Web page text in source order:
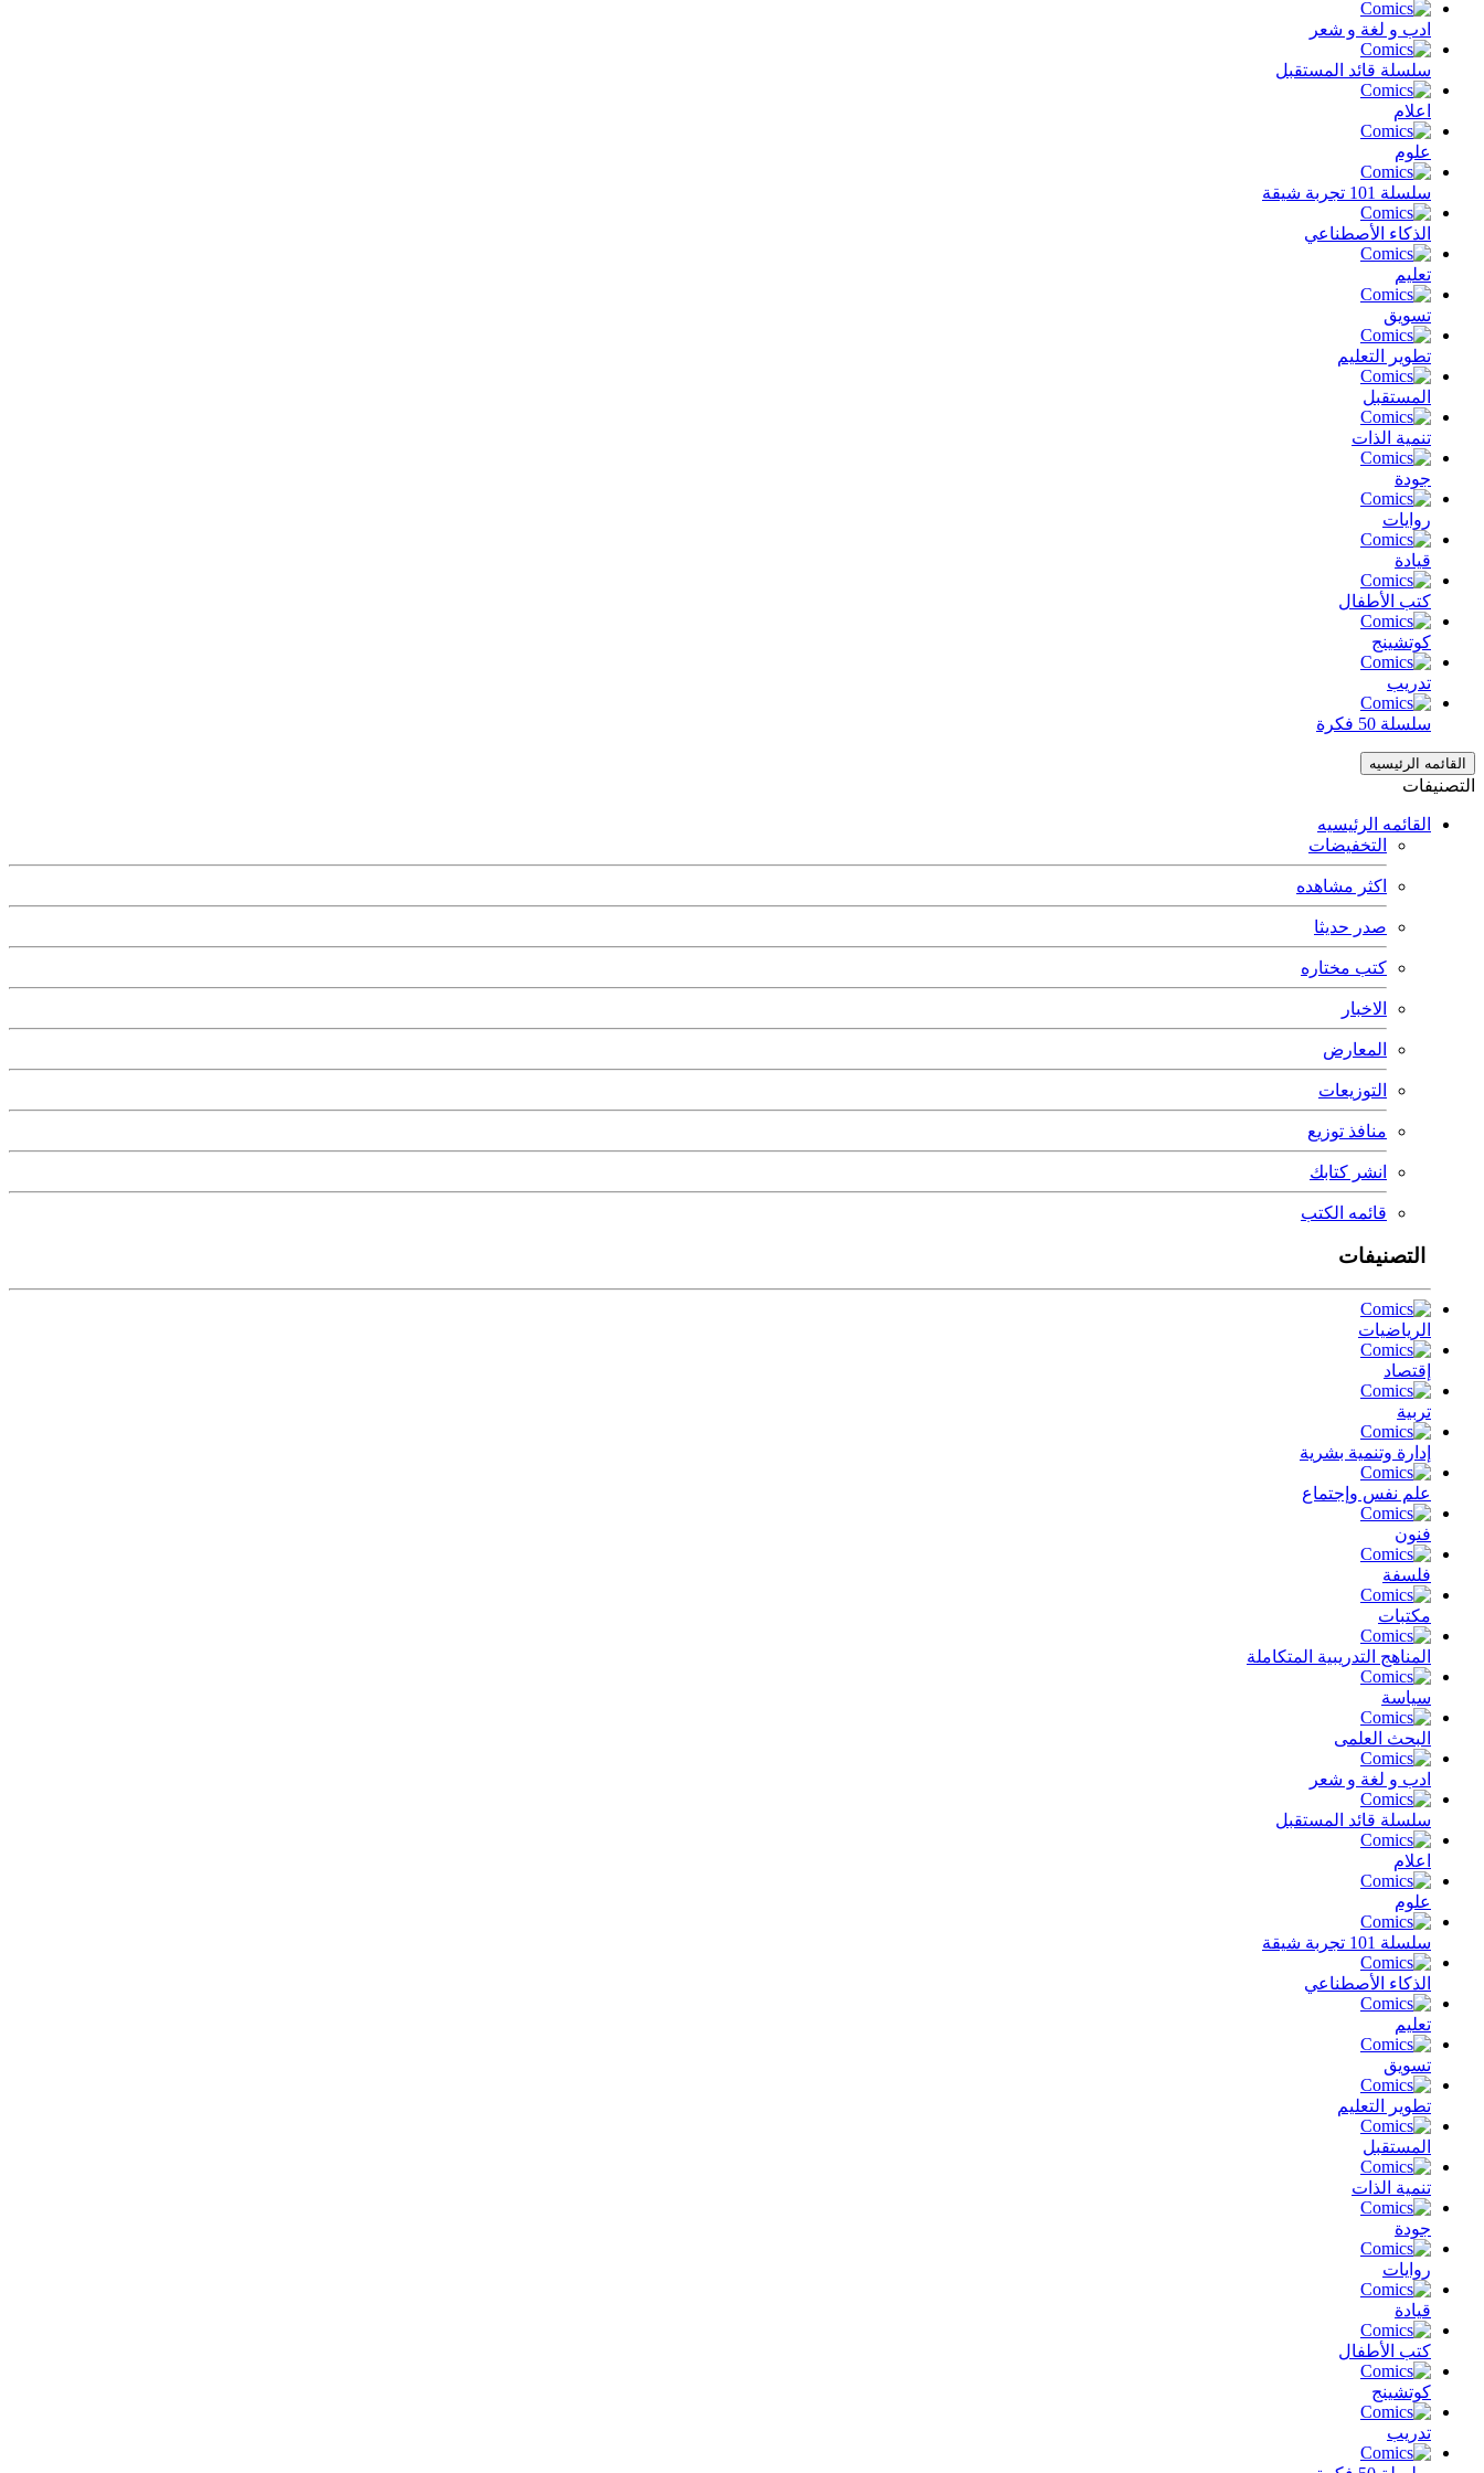
ادب و لغة و شعر
سلسلة قائد المستقبل
اعلام
علوم
سلسلة 101 تجربة شيقة
الذكاء الأصطناعي
تعليم
تسويق
تطوير التعليم
المستقبل
تنمية الذات
جودة
روايات
قيادة
كتب الأطفال
كوتشينج
تدريب
سلسلة 50 فكرة
القائمه الرئيسيه
التصنيفات
القائمه الرئيسيه
التخفيضات
اكثر مشاهده
صدر حديثا
كتب مختاره
الاخبار
المعارض
التوزيعات
منافذ توزيع
انشر كتابك
قائمه الكتب
التصنيفات
الرياضيات
إقتصاد
تربية
إدارة وتنمية بشرية
علم نفس وإجتماع
فنون
فلسفة
مكتبات
المناهج التدريبية المتكاملة
سياسة
البحث العلمى
ادب و لغة و شعر
سلسلة قائد المستقبل
اعلام
علوم
سلسلة 101 تجربة شيقة
الذكاء الأصطناعي
تعليم
تسويق
تطوير التعليم
المستقبل
تنمية الذات
جودة
روايات
قيادة
كتب الأطفال
كوتشينج
تدريب